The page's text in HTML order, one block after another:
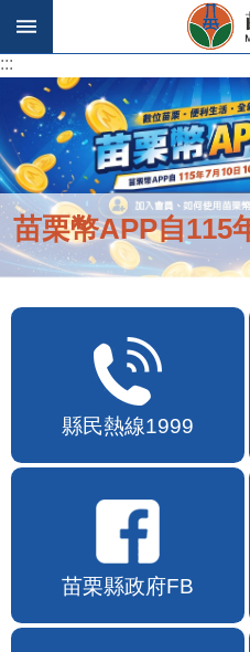
跳到主要內容區塊
:::
苗栗幣APP自115
縣民熱線1999
苗栗縣政府FB